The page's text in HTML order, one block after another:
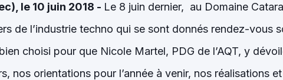
le 10 juin 2018 - Le 8 juin dernier, au Domaine
de l’industrie techno qui se sont donnés rendez-vous
choisi pour que Nicole Martel, PDG de l’AQT, y
nos orientations pour l’année à venir, nos réalisations